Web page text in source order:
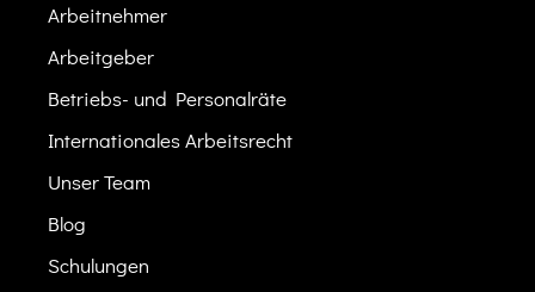
Arbeitnehmer
Arbeitgeber
Betriebs- und Personalräte
Internationales Arbeitsrecht
Unser Team
Blog
Schulungen